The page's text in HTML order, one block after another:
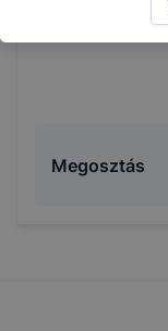
Megosztás